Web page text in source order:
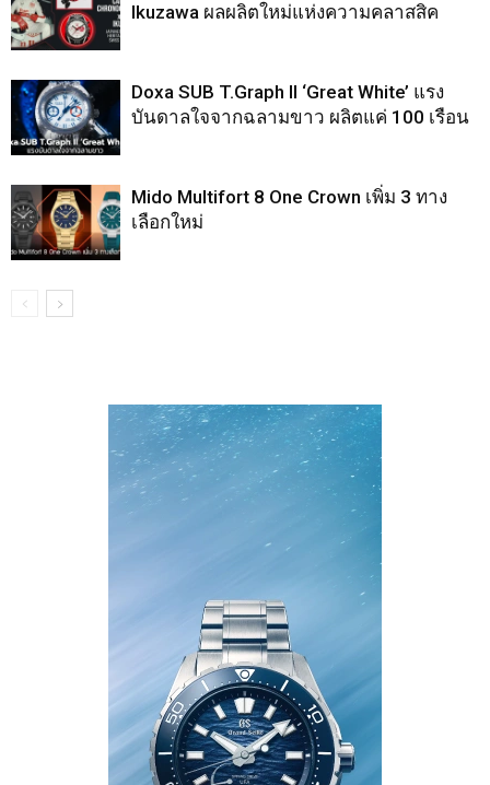
Ikuzawa ผลผลิตใหม่แห่งความคลาสสิค
Doxa SUB T.Graph II ‘Great White’ แรง
บันดาลใจจากฉลามขาว ผลิตแค่ 100 เรือน
Mido Multifort 8 One Crown เพิ่ม 3 ทาง
เลือกใหม่